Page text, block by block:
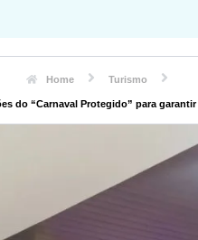
Home Turismo
do “Carnaval Protegido” para